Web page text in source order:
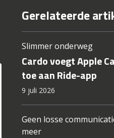
Gerelateerde
Slimmer onderweg
Cardo voegt Apple
toe aan Ride-app
9 juli 2026
Geen losse
meer